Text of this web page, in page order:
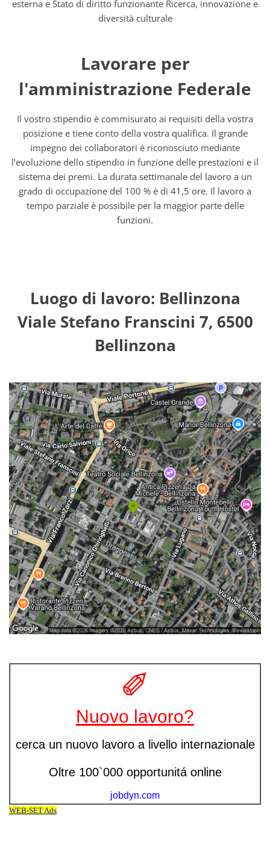
esterna e Stato di diritto funzionante Ricerca, innovazione e
diversità culturale
Lavorare per
l'amministrazione Federale
Il vostro stipendio è commisurato ai requisiti della vostra
posizione e tiene conto della vostra qualifica. Il grande
impegno dei collaboratori è riconosciuto mediante
l’evoluzione dello stipendio in funzione delle prestazioni e il
sistema dei premi. La durata settimanale del lavoro a un
grado di occupazione del 100 % è di 41,5 ore. Il lavoro a
tempo parziale è possibile per la maggior parte delle
funzioni.
Luogo di lavoro: Bellinzona
Viale Stefano Franscini 7, 6500
Bellinzona